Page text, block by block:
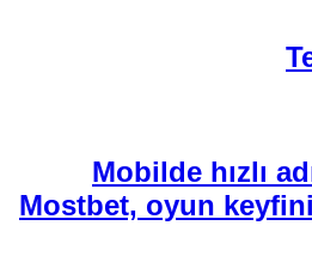
Mobilde hızlı
Mostbet, oyun